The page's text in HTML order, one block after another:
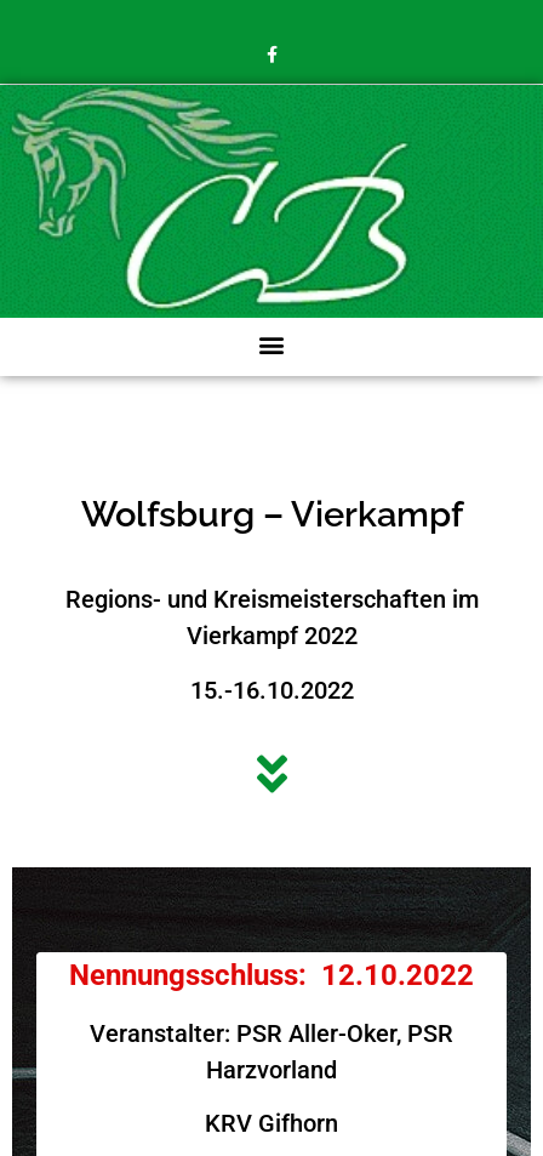
Wolfsburg – Vierkampf
Regions- und Kreismeisterschaften im
Vierkampf 2022
15.-16.10.2022
Nennungsschluss: 12.10.2022
Veranstalter: PSR Aller-Oker, PSR
Harzvorland
KRV Gifhorn